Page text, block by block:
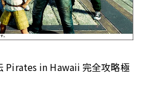
Pirates in Hawaii 完全攻略極